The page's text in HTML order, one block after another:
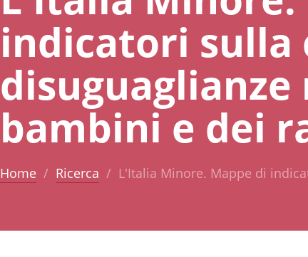
indicatori sulla
disuguaglianze
bambini e dei
Home Ricerca L'Italia Minore. Mappe di